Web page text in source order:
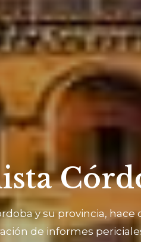
y su provincia, hace
de informes